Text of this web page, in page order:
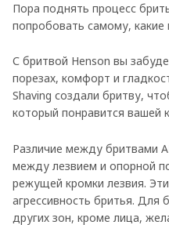
Пора поднять процесс
попробовать самому,
С бритвой Henson вы
порезах, комфорт и
Shaving создали бритву,
который понравится вашей
Различие между бритвами
между лезвием и опорной
режущей кромки лезвия.
агрессивность бритья. Для
других зон, кроме лица,